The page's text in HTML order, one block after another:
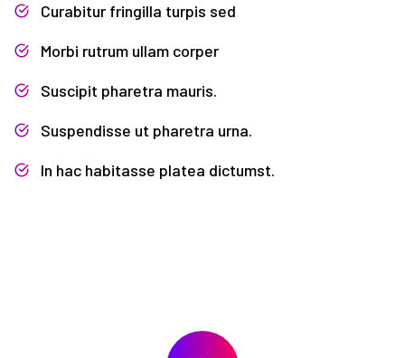
Curabitur fringilla turpis sed
Morbi rutrum ullam corper
Suscipit pharetra mauris.
Suspendisse ut pharetra urna.
In hac habitasse platea dictumst.